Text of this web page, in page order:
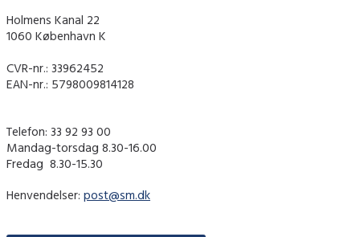
Holmens Kanal 22
1060 København K
CVR-nr.: 33962452
EAN-nr.: 5798009814128
Telefon: 33 92 93 00
Mandag-torsdag 8.30-16.00
Fredag ​ 8.30-15.30
Henvendelser: post@sm.dk